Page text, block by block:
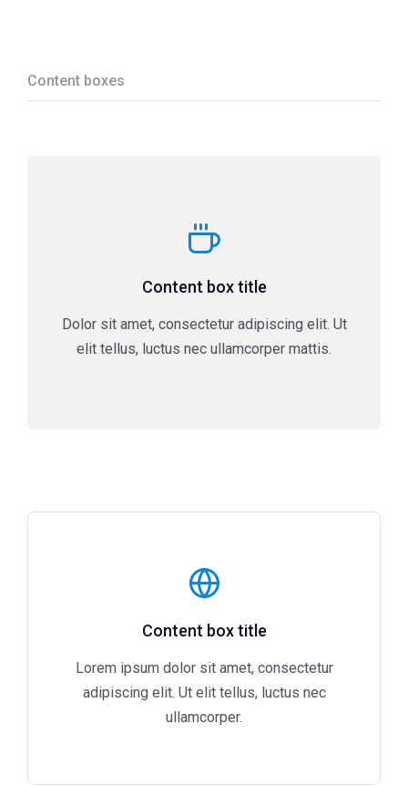
Content boxes
Content box title
Dolor sit amet, consectetur adipiscing elit. Ut
elit tellus, luctus nec ullamcorper mattis.
Content box title
Lorem ipsum dolor sit amet, consectetur
adipiscing elit. Ut elit tellus, luctus nec
ullamcorper.